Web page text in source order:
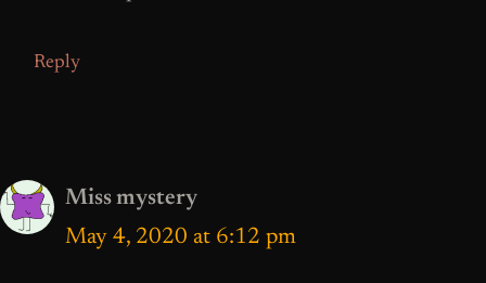
Reply
Miss mystery
May 4, 2020 at 6:12 pm